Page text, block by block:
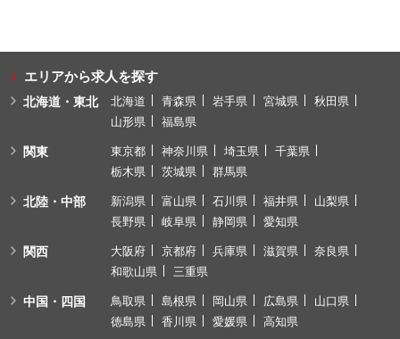
エリアから求人を探す
北海道・東北 北海道 青森県 岩手県 宮城県
秋田県
山形県
福島県
関東 東京都 神奈川県 埼玉県
千葉県
栃木県
茨城県 群馬県
北陸・中部 新潟県 富山県 石川県 福井県
山梨県
長野県
岐阜県 静岡県 愛知県
関西 大阪府 京都府 兵庫県 滋賀県
奈良県
和歌山県
三重県
中国・四国 鳥取県 島根県 岡山県 広島県
山口県
徳島県
香川県 愛媛県 高知県